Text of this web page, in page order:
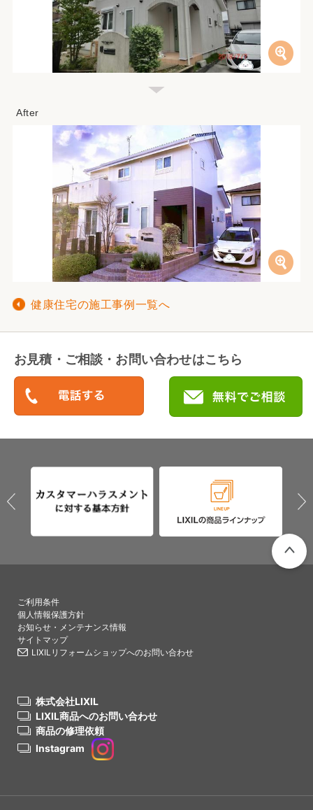
健康住宅の施工事例一覧へ
お見積・ご相談・お問い合わせはこちら
ご利用条件
個人情報保護方針
お知らせ・メンテナンス情報
サイトマップ
LIXILリフォームショップへのお問い合わせ
株式会社LIXIL
LIXIL商品へのお問い合わせ
商品の修理依頼
Instagram